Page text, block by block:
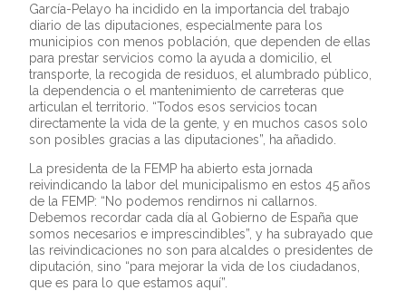
García-Pelayo ha incidido en la importancia del trabajo
diario de las diputaciones, especialmente para los
municipios con menos población, que dependen de ellas
para prestar servicios como la ayuda a domicilio, el
transporte, la recogida de residuos, el alumbrado público,
la dependencia o el mantenimiento de carreteras que
articulan el territorio. “Todos esos servicios tocan
directamente la vida de la gente, y en muchos casos solo
son posibles gracias a las diputaciones”, ha añadido.
La presidenta de la FEMP ha abierto esta jornada
reivindicando la labor del municipalismo en estos 45 años
de la FEMP: “No podemos rendirnos ni callarnos.
Debemos recordar cada día al Gobierno de España que
somos necesarios e imprescindibles”, y ha subrayado que
las reivindicaciones no son para alcaldes o presidentes de
diputación, sino “para mejorar la vida de los ciudadanos,
que es para lo que estamos aquí”.